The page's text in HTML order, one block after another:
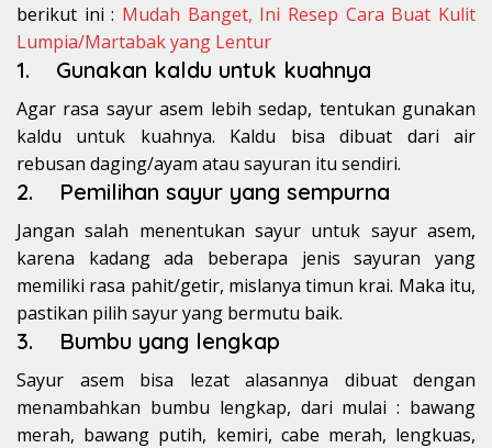
berikut ini : Mudah Banget, Ini Resep Cara Buat Kulit
Lumpia/Martabak yang Lentur
1. Gunakan kaldu untuk kuahnya
Agar rasa sayur asem lebih sedap, tentukan gunakan
kaldu untuk kuahnya. Kaldu bisa dibuat dari air
rebusan daging/ayam atau sayuran itu sendiri.
2. Pemilihan sayur yang sempurna
Jangan salah menentukan sayur untuk sayur asem,
karena kadang ada beberapa jenis sayuran yang
memiliki rasa pahit/getir, mislanya timun krai. Maka itu,
pastikan pilih sayur yang bermutu baik.
3. Bumbu yang lengkap
Sayur asem bisa lezat alasannya dibuat dengan
menambahkan bumbu lengkap, dari mulai : bawang
merah, bawang putih, kemiri, cabe merah, lengkuas,